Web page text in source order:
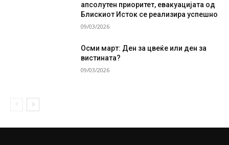
апсолутен приоритет, евакуацијата од
Блискиот Исток се реализира успешно
09/03/2026
Осми март: Ден за цвеќе или ден за
вистината?
09/03/2026